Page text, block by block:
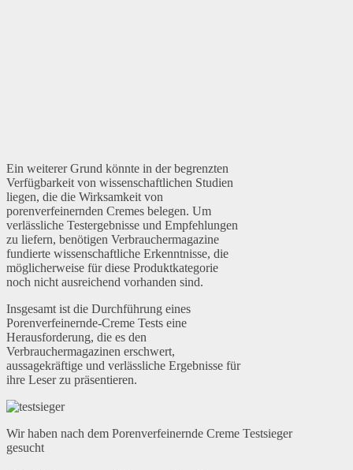
Ein weiterer Grund könnte in der begrenzten
Verfügbarkeit von wissenschaftlichen Studien
liegen, die die Wirksamkeit von
porenverfeinernden Cremes belegen. Um
verlässliche Testergebnisse und Empfehlungen
zu liefern, benötigen Verbrauchermagazine
fundierte wissenschaftliche Erkenntnisse, die
möglicherweise für diese Produktkategorie
noch nicht ausreichend vorhanden sind.
Insgesamt ist die Durchführung eines
Porenverfeinernde-Creme Tests eine
Herausforderung, die es den
Verbrauchermagazinen erschwert,
aussagekräftige und verlässliche Ergebnisse für
ihre Leser zu präsentieren.
Wir haben nach dem Porenverfeinernde Creme Testsieger
gesucht